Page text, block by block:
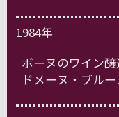
1984年
ボーヌのワイン
ドメーヌ・ブル